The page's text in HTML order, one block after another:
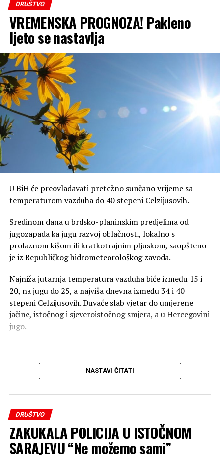
DRUŠTVO
VREMENSKA PROGNOZA! Pakleno
ljeto se nastavlja
U BiH će preovladavati pretežno sunčano vrijeme sa
temperaturom vazduha do 40 stepeni Celzijusovih.
Sredinom dana u brdsko-planinskim predjelima od
jugozapada ka jugu razvoj oblačnosti, lokalno s
prolaznom kišom ili kratkotrajnim pljuskom, saopšteno
je iz Republičkog hidrometeorološkog zavoda.
Najniža jutarnja temperatura vazduha biće između 15 i
20, na jugu do 25, a najviša dnevna između 34 i 40
stepeni Celzijusovih. Duvaće slab vjetar do umjerene
jačine, istočnog i sjeveroistočnog smjera, a u Hercegovini
jugo.
NASTAVI ČITATI
DRUŠTVO
ZAKUKALA POLICIJA U ISTOČNOM
SARAJEVU “Ne možemo sami”